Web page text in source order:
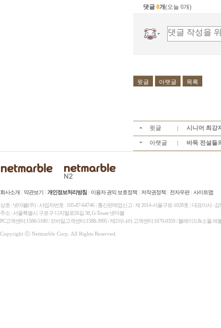
댓글 0개(오늘 0개)
윗글 아랫글 목록
윗글 | 시니어 최강
아랫글 | 바둑 전설들
회사소개 약관보기 개인정보처리방침 이용자 권익 보호정책 저작권정책 전자우편 사이트맵
상호 : 넷마블(주) 사업자번호 : 105-87-64746 통신판매업신고 : 제 2014-서울구로-1028호
대표이사 : 김
주소 : 서울특별시 구로구 디지털로26길 38, G-Tower 넷마블
PC고객센터:1588-5180 / 모바일고객센터:1588-3995 / 제2의나라 고객센터:1670-0359 / 블레이드&소울
Copyright ⓒ Netmarble Corp. All Rights Reserved.